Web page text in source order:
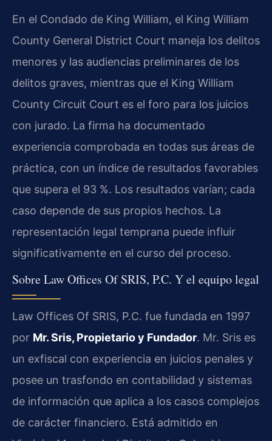
En el Condado de King William, el King William
County General District Court maneja los delitos
menores y las audiencias preliminares de los
delitos graves, mientras que el King William
County Circuit Court es el foro para los juicios
con jurado. La firma ha documentado
experiencia comprobada en todas sus áreas de
práctica, con un índice de resultados favorables
que supera el 93 %. Los resultados varían; cada
caso depende de sus propios hechos. La
representación legal temprana puede influir
significativamente en el curso del proceso.
Sobre Law Offices Of SRIS, P.C. Y el equipo legal
Law Offices Of SRIS, P.C. fue fundada en 1997
por Mr. Sris, Propietario y Fundador. Mr. Sris es
un exfiscal con experiencia en juicios penales y
posee un trasfondo en contabilidad y sistemas
de información que aplica a los casos complejos
de carácter financiero. Está admitido en